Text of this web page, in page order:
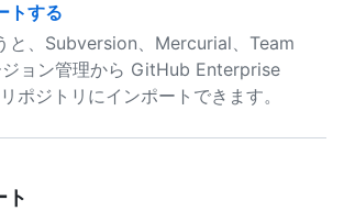
トする
と、Subversion、Mercurial、Team
ョン管理から GitHub Enterprise
ポジトリにインポートできます。
ト